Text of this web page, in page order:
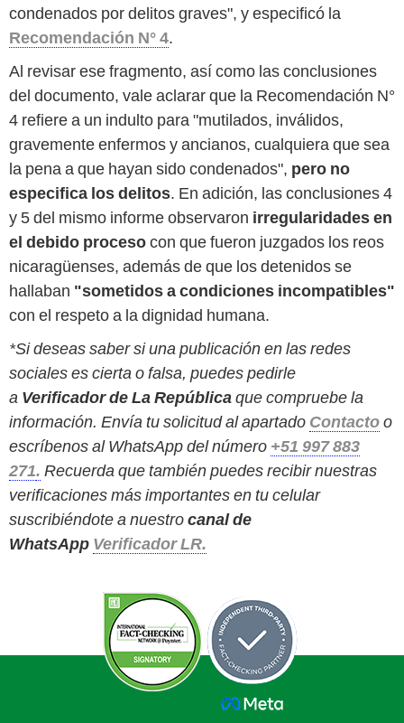
condenados por delitos graves", y especificó la
Recomendación N° 4.
Al revisar ese fragmento, así como las conclusiones
del documento, vale aclarar que la Recomendación N°
4 refiere a un indulto para "mutilados, inválidos,
gravemente enfermos y ancianos, cualquiera que sea
la pena a que hayan sido condenados", pero no
especifica los delitos. En adición, las conclusiones 4
y 5 del mismo informe observaron irregularidades en
el debido procesocon que fueron juzgados los reos
nicaragüenses, además de que los detenidos se
hallaban "sometidos a condiciones incompatibles"
con el respeto a la dignidad humana.
*Si deseas saber si una publicación en las redes
sociales es cierta o falsa, puedes pedirle
a Verificador de La Repúblicaque compruebe la
información. Envía tu solicitud al apartado Contactoo
escríbenos al WhatsApp del número +51 997 883
271. Recuerda que también puedes recibir nuestras
verificaciones más importantes en tu celular
suscribiéndote a nuestrocanal de
WhatsApp Verificador LR.